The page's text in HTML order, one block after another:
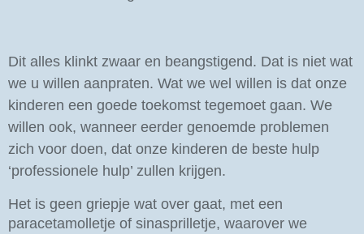
Dit alles klinkt zwaar en beangstigend. Dat is niet wat
we u willen aanpraten. Wat we wel willen is dat onze
kinderen een goede toekomst tegemoet gaan. We
willen ook, wanneer eerder genoemde problemen
zich voor doen, dat onze kinderen de beste hulp
‘professionele hulp’ zullen krijgen.
Het is geen griepje wat over gaat, met een
paracetamolletje of sinasprilletje, waarover we